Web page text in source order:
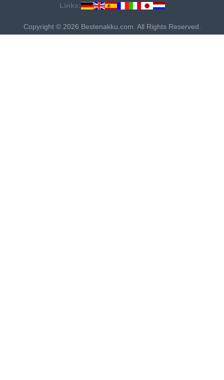
Links:
Copyright © 2026 Bestenakku.com. All Rights Reserved.